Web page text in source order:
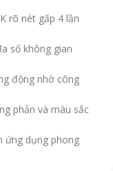
rõ nét gấp 4 lần
số không gian
động nhờ công
phản và màu sắc
ứng dụng phong